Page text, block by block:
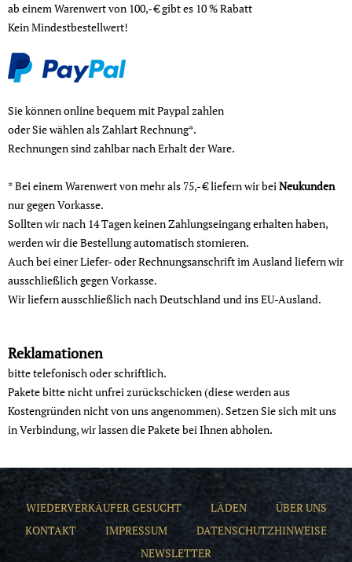
ab einem Warenwert von 100,- € gibt es 10 % Rabatt
Kein Mindestbestellwert!
Sie können online bequem mit Paypal zahlen
oder Sie wählen als Zahlart Rechnung*.
Rechnungen sind zahlbar nach Erhalt der Ware.
* Bei einem Warenwert von mehr als 75,- € liefern wir beiNeukunden
nur gegen Vorkasse.
Sollten wir nach 14 Tagen keinen Zahlungseingang erhalten haben,
werden wir die Bestellung automatisch stornieren.
Auch bei einer Liefer- oder Rechnungsanschrift im Ausland liefern wir
ausschließlich gegen Vorkasse.
Wir liefern ausschließlich nach Deutschland und ins EU-Ausland.
Reklamationen
bitte telefonisch oder schriftlich.
Pakete bitte nicht unfrei zurückschicken (diese werden aus
Kostengründen nicht von uns angenommen). Setzen Sie sich mit uns
in Verbindung, wir lassen die Pakete bei Ihnen abholen.
WIEDERVERKÄUFER GESUCHT LÄDEN
ÜBER UNS
KONTAKT
IMPRESSUM
DATENSCHUTZHINWEISE
NEWSLETTER